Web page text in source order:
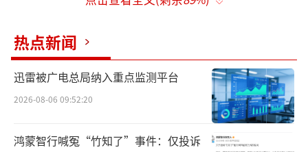
（非奶为主）、蔬菜汁（饮料）等。
国家知识产权局商标局中国商标网显
示，“汇源100%”横排已经是“注册商标”，
专用权期限为“2019年09月28日至2029年09月
27日”，国际分类为“32”，覆盖商品包
热点新闻
迅雷被广电总局纳入重点监测平台
2026-08-06 09:52:20
鸿蒙智行喊冤“竹知了”事件：仅投诉